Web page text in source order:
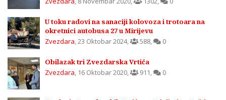
U toku radovi na sanaciji kolovoza i trotoara na
okretnici autobusa 27 u Mirijevu
Zvezdara,23 Oktobar 2024, 588, 0
Obilazak tri Zvezdarska Vrtića
Zvezdara, 16 Oktobar 2020, 911, 0